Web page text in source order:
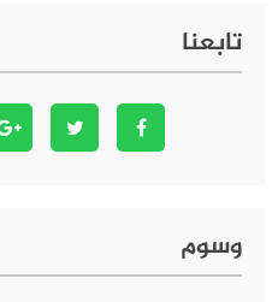
تابعنا
وسوم